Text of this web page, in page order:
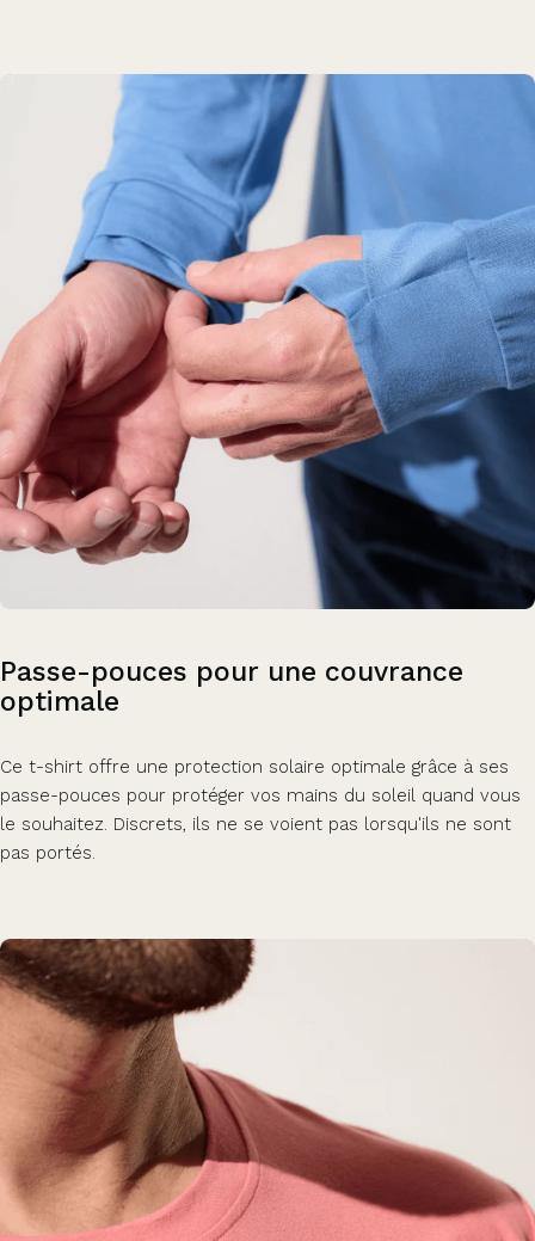
Passe-pouces pour une couvrance
optimale
Ce t-shirt offre une protection solaire optimale grâce à ses
passe-pouces pour protéger vos mains du soleil quand vous
le souhaitez. Discrets, ils ne se voient pas lorsqu'ils ne sont
pas portés.